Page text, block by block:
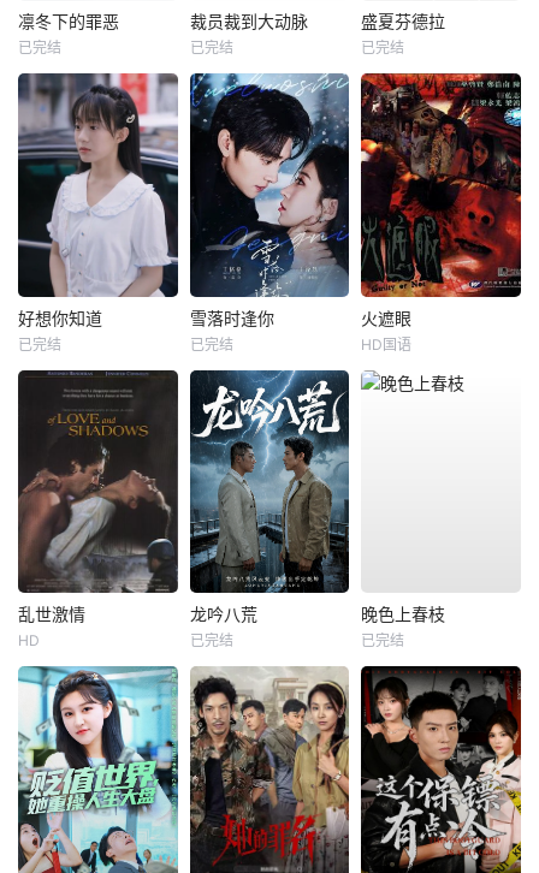
凛冬下的罪恶
已完结
裁员裁到大动脉
已完结
盛夏芬德拉
已完结
好想你知道
已完结
雪落时逢你
已完结
火遮眼
HD国语
乱世激情
HD
龙吟八荒
已完结
晚色上春枝
已完结